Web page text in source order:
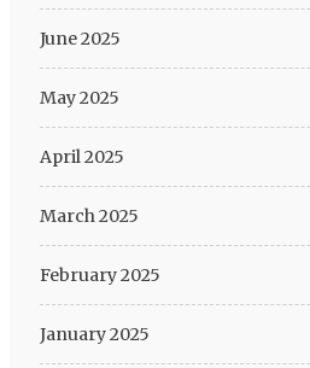
June 2025
May 2025
April 2025
March 2025
February 2025
January 2025